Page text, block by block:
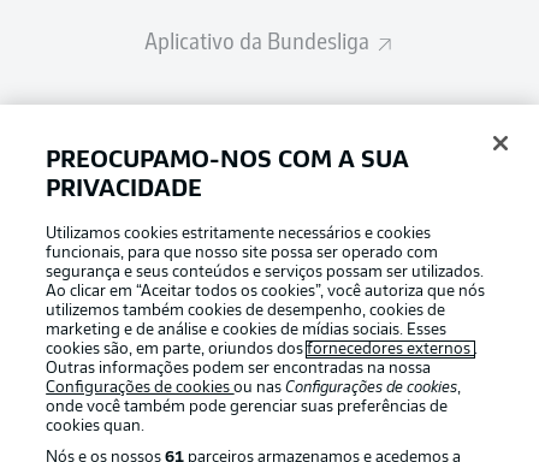
Aplicativo da Bundesliga
BUNDESLIGA-GROUP
Escolha seu idioma
Português Modo de visualização
Login
PREOCUPAMO-NOS COM A SUA
PRIVACIDADE
Utilizamos cookies estritamente necessários e cookies
funcionais, para que nosso site possa ser operado com
segurança e seus conteúdos e serviços possam ser utilizados.
Ao clicar em “Aceitar todos os cookies”, você autoriza que nós
utilizemos também cookies de desempenho, cookies de
marketing e de análise e cookies de mídias sociais. Esses
cookies são, em parte, oriundos dosfornecedores externos .
Outras informações podem ser encontradas na nossa
Configurações de cookiesou nasConfigurações de cookies,
onde você também pode gerenciar suas preferências de
cookies quan.
Nós e os nossos61 parceiros armazenamos e acedemos a